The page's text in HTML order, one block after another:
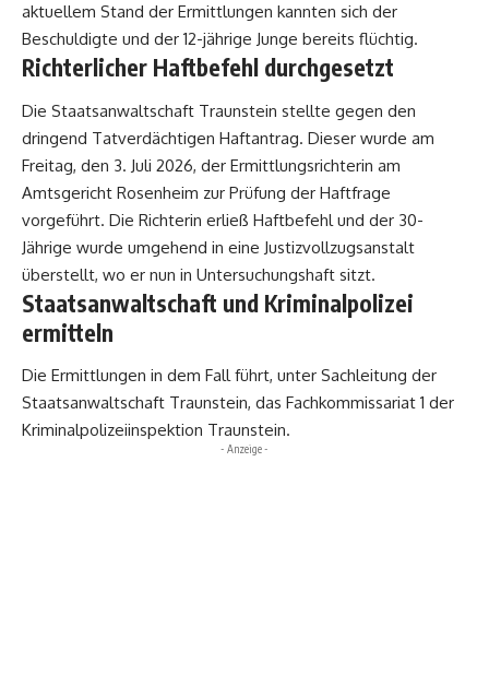
aktuellem Stand der Ermittlungen kannten sich der
Beschuldigte und der 12-jährige Junge bereits flüchtig.
Richterlicher Haftbefehl durchgesetzt
Die Staatsanwaltschaft Traunstein stellte gegen den
dringend Tatverdächtigen Haftantrag. Dieser wurde am
Freitag, den 3. Juli 2026, der Ermittlungsrichterin am
Amtsgericht Rosenheim zur Prüfung der Haftfrage
vorgeführt. Die Richterin erließ Haftbefehl und der 30-
Jährige wurde umgehend in eine Justizvollzugsanstalt
überstellt, wo er nun in Untersuchungshaft sitzt.
Staatsanwaltschaft und Kriminalpolizei
ermitteln
Die Ermittlungen in dem Fall führt, unter Sachleitung der
Staatsanwaltschaft Traunstein, das Fachkommissariat 1 der
Kriminalpolizeiinspektion Traunstein.
- Anzeige -